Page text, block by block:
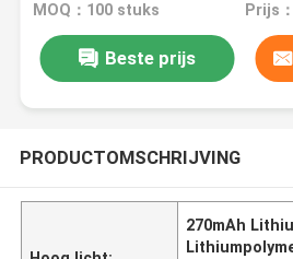
MOQ：100 stuks Prijs
Beste prijs
PRODUCTOMSCHRIJVING
270mAh